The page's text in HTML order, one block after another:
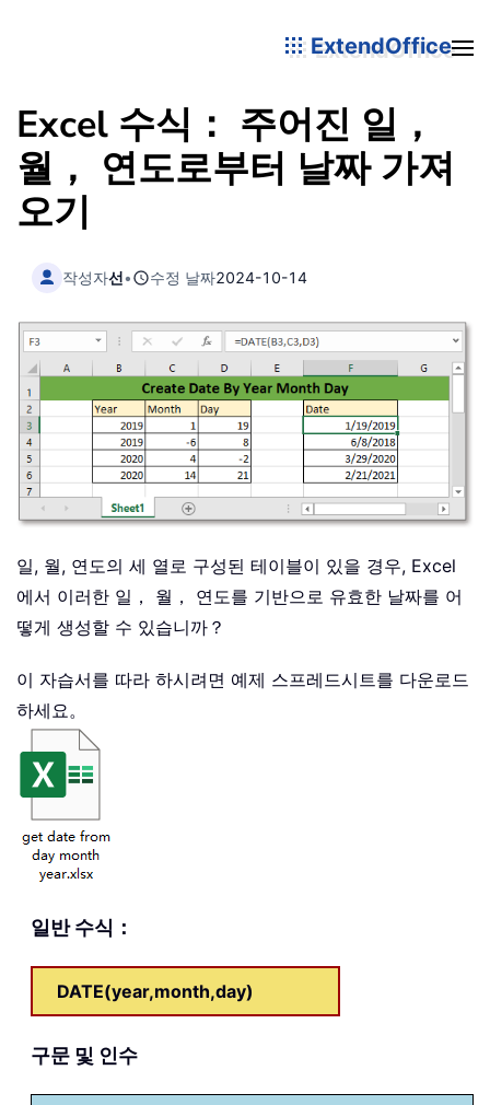
ExtendOffice
Excel 수식： 주어진 일，
월， 연도로부터 날짜 가져
오기
작성자선• 수정 날짜2024-10-14
일, 월, 연도의 세 열로 구성된 테이블이 있을 경우, Excel
에서 이러한 일， 월， 연도를 기반으로 유효한 날짜를 어
떻게 생성할 수 있습니까？
이 자습서를 따라 하시려면 예제 스프레드시트를 다운로드
하세요。
일반 수식：
DATE(year,month,day)
구문 및 인수